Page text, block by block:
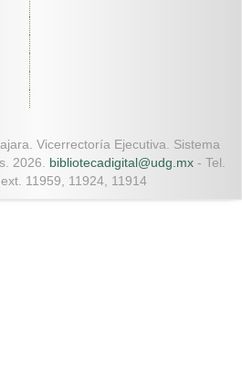
Vicerrectoría Ejecutiva. Sistema
2026. bibliotecadigital@udg.mx - Tel.
11959, 11924, 11914